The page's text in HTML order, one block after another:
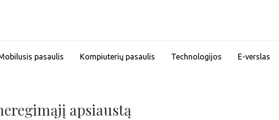
pasaulis Kompiuterių pasaulis Technologijos E-verslas
apsiaustą